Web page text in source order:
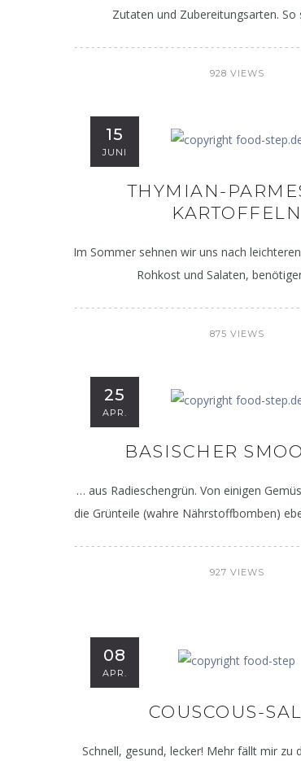
Zutaten und Zubereitungsarten. So
928 VIEWS
15
JUNI
THYMIAN-
KARTOFFELN
Im Sommer sehnen wir uns nach
Rohkost und Salaten,
875 VIEWS
25
APR.
BASISCHER
… aus Radieschengrün. Von einigen
die Grünteile (wahre Nährstoffbomben)
927 VIEWS
08
APR.
COUSCOUS-
Schnell, gesund, lecker! Mehr fällt mir zu